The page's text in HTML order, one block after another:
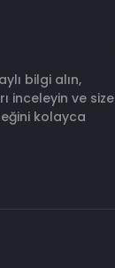
bilgi alın,
inceleyin ve size
kolayca